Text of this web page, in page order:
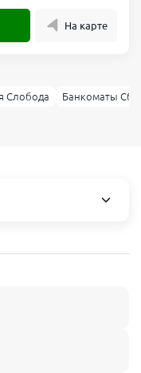
На карте
Слобода Банкоматы